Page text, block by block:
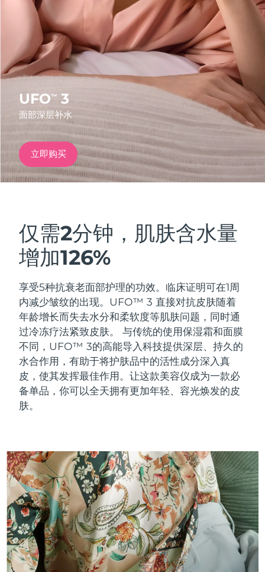
UFO™ 3
面部深层补水
立即购买
仅需2分钟，肌肤含水量
增加126%
享受5种抗衰老面部护理的功效。临床证明可在1周
内减少皱纹的出现。UFO™ 3 直接对抗皮肤随着
年龄增长而失去水分和柔软度等肌肤问题，同时通
过冷冻疗法紧致皮肤。
与传统的使用保湿霜和面膜
不同，UFO™ 3的高能导入科技提供深层、持久的
水合作用，有助于将护肤品中的活性成分深入真
皮，使其发挥最佳作用。让这款美容仪成为一款必
备单品，你可以全天拥有更加年轻、容光焕发的皮
肤。
热门产品
特别优惠
红光疗法
LUNA™ 4 套装
Anti-aging massage
LUNA™ 4 Plus
Massage, LED heating
LUNA™ 4 mini
For young skin, T-zone
LUNA™ 4 go
For travel or gym bag
BEAR™ 2 套装
Microcurrent toning
BEAR™ 2 go
Microcurrent toning on-the-go
面部提拉护理
Premium anti-aging skincare
BEAR™ 设备
All premium facelift devices
补水保湿
UFO™ 3 套装
Deep facial hydration
device
UFO™ 3 mini
Red light therapy device for young skin
UFO™ 3 go
Portable red light therapy
口腔护理
issa™ 4
Hybrid silicone sonic toothbrush
issa™ 4 smile
Hybrid silicone sonic toothbrush
issa™ 4 baby
For ages 0-3
FAQ™ 抗老护理
抗老
FAQ™ 101
Clinical anti-aging
FAQ™ 102
Advanced clinical anti-aging
LED治疗
FAQ™ 201
LED mask
FAQ™ 202
LED mask
生发
FAQ™ 301
LED hair strengthening scalp massager
肌肤年轻化
NEW
FAQ™ 501
Full-Spectrum Red Light Therapy
NEW
英国 预计送达日期 8/8/26
西班牙 预计送达日期8/8/26
澳大利亚 预计送达日期8/11/26
预计送达日期8/8/26
德国 预计送达日期 8/8/26
加拿大 预计送达日期
奥地利 预计送达日期 8/8/26
巴林
比利时 预计送达日期 8/8/26
百慕大 预计送达日期8/14/26
波斯尼亚和黑塞哥维那 预计送达日期8/11/26
文莱 预计送达日期8/13/26
保加利亚 预计送达日期8/8/26
中国 预计送达日期8/8/26
哥伦比亚 预计送达日期8/12/26
克罗地亚 预计送达日期 8/8/26
塞浦路斯 预计送达日期 8/9/26